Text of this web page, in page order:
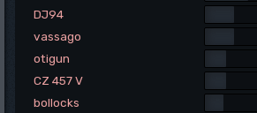
DJ94
vassago
otigun
CZ 457 V
bollocks